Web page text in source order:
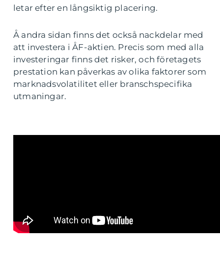
letar efter en långsiktig placering.
Å andra sidan finns det också nackdelar med
att investera i ÅF-aktien. Precis som med alla
investeringar finns det risker, och företagets
prestation kan påverkas av olika faktorer som
marknadsvolatilitet eller branschspecifika
utmaningar.